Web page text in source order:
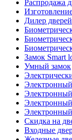
Распродажа
Дилер дверей
Замок Smart
Умный замок
Скидка на
Входные